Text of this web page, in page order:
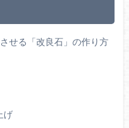
せる「改良石」の作り方
げ